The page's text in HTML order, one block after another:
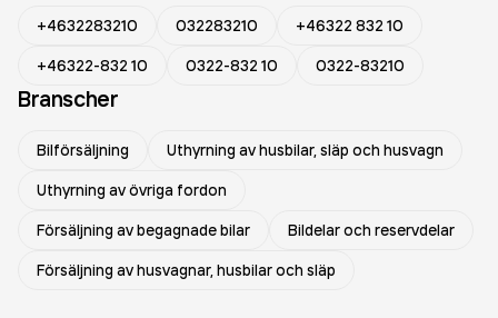
+4632283210 032283210
+46322 832 10
+46322-832 10
0322-832 10 0322-83210
Branscher
Bilförsäljning
Uthyrning av husbilar, släp och husvagn
Uthyrning av övriga fordon
Försäljning av begagnade bilar
Bildelar och reservdelar
Försäljning av husvagnar, husbilar och släp